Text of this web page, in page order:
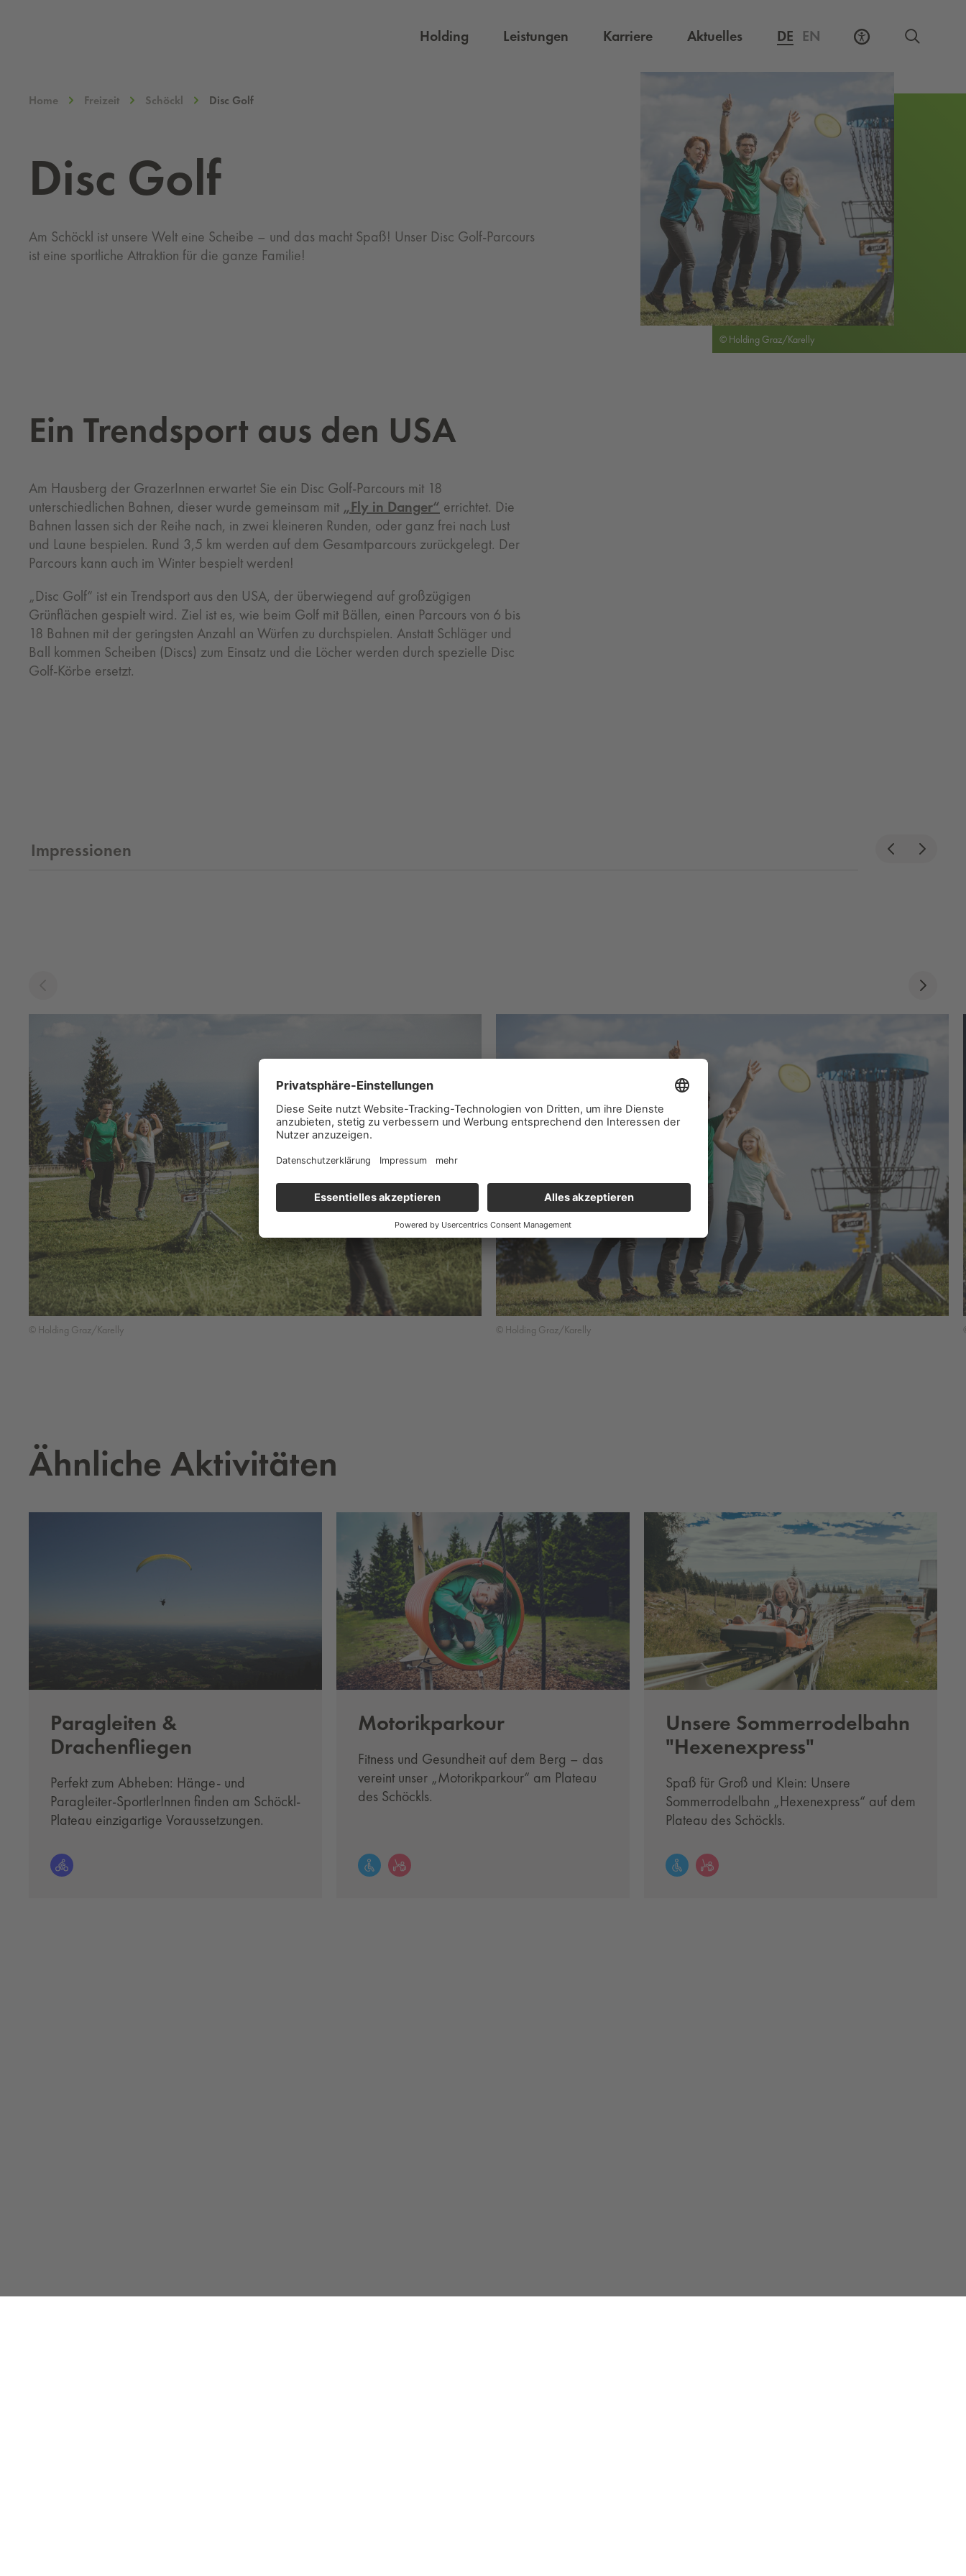
Holding Leistungen KarriereExterner Link, öffnet eine neue Registerkarte
Aktuelles DE EN
Home Freizeit Schöckl Disc Golf
Disc Golf
Am Schöckl ist unsere Welt eine Scheibe – und das macht Spaß! Unser Disc Golf-Parcours
ist eine sportliche Attraktion für die ganze Familie!
© Holding Graz/Karelly
Ein Trend­sport aus den USA
Am Hausberg der GrazerInnen erwartet Sie ein Disc Golf-Parcours mit 18
unterschiedlichen Bahnen, dieser wurde gemeinsam mit „Fly in Danger“ errichtet. Die
Bahnen lassen sich der Reihe nach, in zwei kleineren Runden, oder ganz frei nach Lust
und Laune bespielen. Rund 3,5 km werden auf dem Gesamtparcours zurückgelegt. Der
Parcours kann auch im Winter bespielt werden!
„Disc Golf“ ist ein Trendsport aus den USA, der überwiegend auf großzügigen
Grünflächen gespielt wird. Ziel ist es, wie beim Golf mit Bällen, einen Parcours von 6 bis
18 Bahnen mit der geringsten Anzahl an Würfen zu durchspielen. Anstatt Schläger und
Ball kommen Scheiben (Discs) zum Einsatz und die Löcher werden durch spezielle Disc
Golf-Körbe ersetzt.
Impressionen
© Holding Graz/Karelly © Holding Graz/Karelly
Ähn­li­che Ak­ti­vi­tä­ten
Paragleiten &
Drachenfliegen
Perfekt zum Abheben: Hänge- und
Paragleiter-SportlerInnen finden am Schöckl-
Plateau einzigartige Voraussetzungen.
Motorikparkour
Fitness und Gesundheit auf dem Berg – das
vereint unser „Motorikparkour“ am Plateau
des Schöckls.
Unsere Sommerrodelbahn
"Hexenexpress"
Spaß für Groß und Klein: Unsere
Sommerrodelbahn „Hexenexpress“ auf dem
Plateau des Schöckls.